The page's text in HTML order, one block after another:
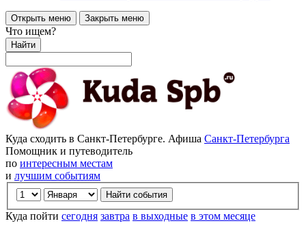
Открыть меню Закрыть меню
Что ищем?
Найти
Куда сходить в Санкт-Петербурге. Афиша Санкт-Петербурга
Помощник и путеводитель
по интересным местам
и лучшим событиям
Куда пойти сегодня завтра в выходные в этом месяце